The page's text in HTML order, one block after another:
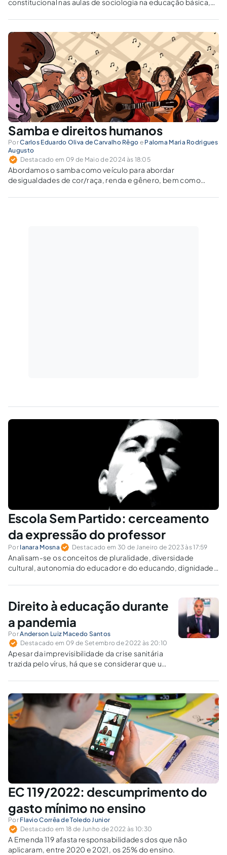
constitucional nas aulas de sociologia na educação básica,
difusão de conhecimento sobre direitos dos povos
indígenas.
Samba e direitos humanos
PorCarlos Eduardo Oliva de Carvalho Rêgo e Paloma Maria Rodrigues
Augusto
Destacado em 09 de Maio de 2024 às 18:05
Abordamos o samba como veículo para abordar
desigualdades de cor/raça, renda e gênero, bem como
brasileira.
Escola Sem Partido: cerceamento
da expressão do professor
Por Ianara Mosna Destacado em 30 de Janeiro de 2023 às 17:59
Analisam-se os conceitos de pluralidade, diversidade
cultural, autonomia do educador e do educando, dignidade
Direito à educação durante
a pandemia
PorAnderson Luiz Macedo Santos
Destacado em 09 de Setembro de 2022 às 20:10
Apesar da imprevisibilidade da crise sanitária
trazida pelo vírus, há que se considerar que um
é o direito à educação merece um
planejamento e elaboração de medidas que
visem sua proteção em situações fortuitas.
EC 119/2022: descumprimento do
gasto mínimo no ensino
Por Flavio Corrêa de Toledo Junior
Destacado em 18 de Junho de 2022 às 10:30
A Emenda 119 afasta responsabilidades dos que não
aplicaram, entre 2020 e 2021, os 25% do ensino.